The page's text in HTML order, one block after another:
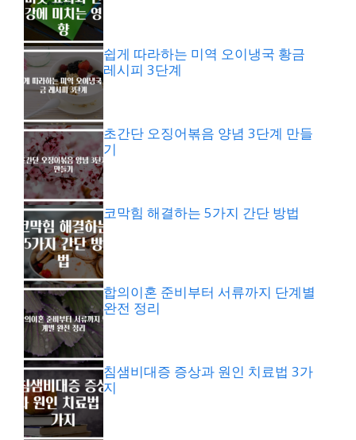
쉽게 따라하는 미역 오이냉국 황금
레시피 3단계
초간단 오징어볶음 양념 3단계 만들
기
코막힘 해결하는 5가지 간단 방법
합의이혼 준비부터 서류까지 단계별
완전 정리
침샘비대증 증상과 원인 치료법 3가
지